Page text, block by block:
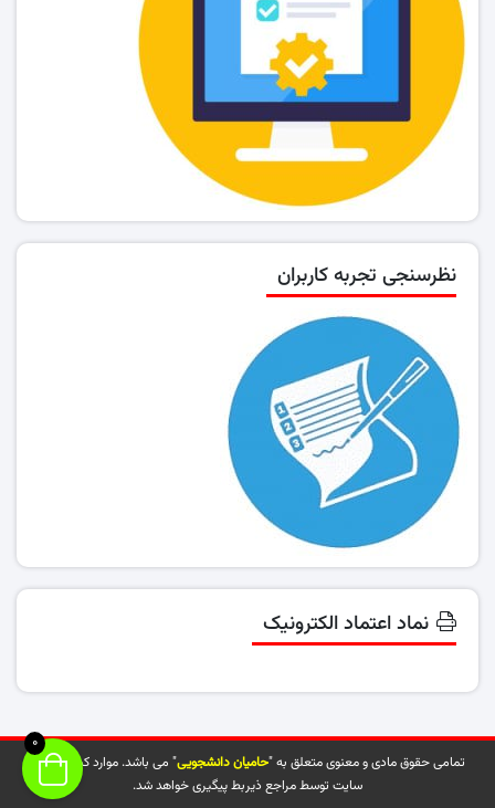
نظرسنجی تجربه کاربران
نماد اعتماد الکترونیک
تمامی حقوق مادی و معنوی متعلق به "حامیان دانشجویی" می باشد. موارد کپی شده از
سایت توسط مراجع ذیربط پیگیری خواهد شد.
0